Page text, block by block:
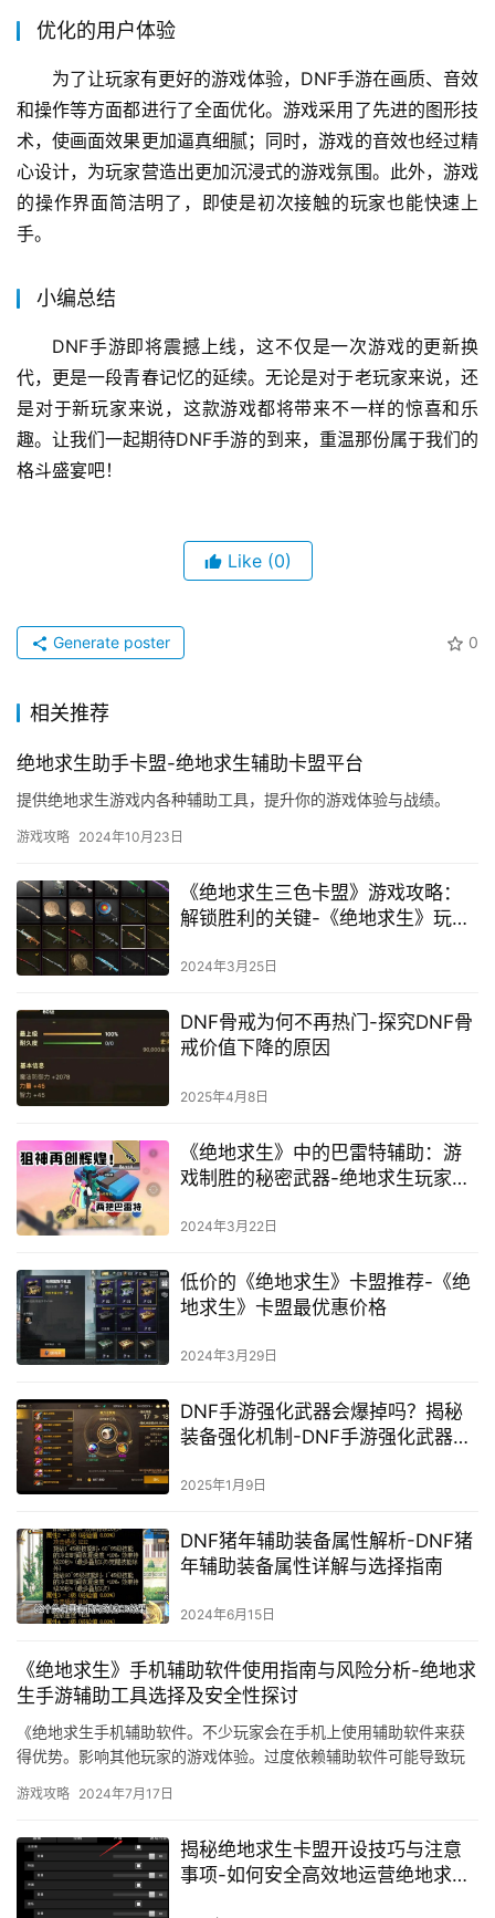
DNF手游不仅注重单人游戏体验，还加入了多种社交元
素，让玩家之间的互动更加紧密。玩家可以加入公会，与其
他玩家共同完成任务和挑战副本，享受团队合作的乐趣。此
外，游戏还设置了竞技场模式，玩家可以在这里展示自己的
实力，与其他玩家一决高下。通过社交玩法，玩家不仅可以
结识志同道合的朋友，还可以提升自己的游戏水平。
为了让玩家有更好的游戏体验，DNF手游在画质、音效
和操作等方面都进行了全面优化。游戏采用了先进的图形技
术，使画面效果更加逼真细腻；同时，游戏的音效也经过精
心设计，为玩家营造出更加沉浸式的游戏氛围。此外，游戏
的操作界面简洁明了，即使是初次接触的玩家也能快速上
手。
DNF手游即将震撼上线，这不仅是一次游戏的更新换
是对于新玩家来说，这款游戏都将带来不一样的惊喜和乐
趣。让我们一起期待DNF手游的到来，重温那份属于我们的
相关推荐
提供绝地求生游戏内各种辅助工具，提升你的游戏体验与战绩。
游戏攻略 2024年10月23日
解锁胜利的关键-《绝地求生》玩家
必备：三色卡盟深度解析与策略
2024年3月25日
戒价值下降的原因
2025年4月8日
戏制胜的秘密武器-绝地求生玩家必
备：巴雷特辅助的深入解析与使用
技巧
2024年3月22日
地求生》卡盟最优惠价格
2024年3月29日
装备强化机制-DNF手游强化武器掉
落概率详解
2025年1月9日
DNF猪年辅助装备属性解析-DNF猪
2024年6月15日
《绝地求生》手机辅助软件使用指南与风险分析-绝地求